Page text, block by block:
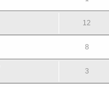
12
8
3